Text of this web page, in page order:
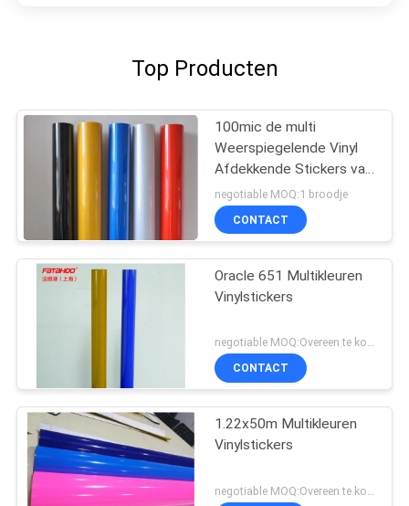
Top Producten
100mic de multi
Weerspiegelende Vinyl
Afdekkende Stickers van
het Kleurenhuisdier
negotiable MOQ:1 broodje
CONTACT
Oracle 651 Multikleuren
Vinylstickers
negotiable MOQ:Overeen te komen
CONTACT
1.22x50m Multikleuren
Vinylstickers
negotiable MOQ:Overeen te komen